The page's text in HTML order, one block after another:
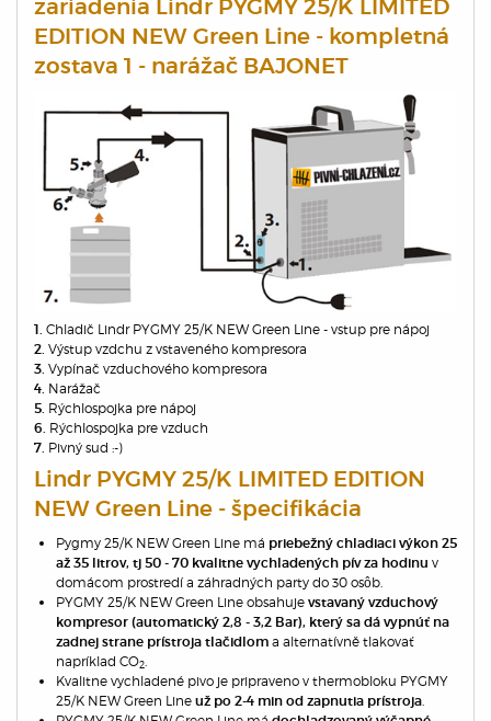
zariadenia Lindr PYGMY 25/K LIMITED
EDITION NEW Green Line - kompletná
zostava 1 - narážač BAJONET
1. Chladič Lindr PYGMY 25/K NEW Green Line - vstup pre nápoj
2. Výstup vzdchu z vstaveného kompresora
3. Vypínač vzduchového kompresora
4. Narážač
5. Rýchlospojka pre nápoj
6. Rýchlospojka pre vzduch
7. Pivný sud :-)
Lindr PYGMY 25/K LIMITED EDITION
NEW Green Line - špecifikácia
Pygmy 25/K NEW Green Line má priebežný chladiaci výkon 25
až 35 litrov, tj 50 - 70 kvalitne vychladených pív za hodinu v
domácom prostredí a záhradných party do 30 osôb.
PYGMY 25/K NEW Green Line obsahuje vstavaný vzduchový
kompresor (automatický 2,8 - 3,2 Bar), který sa dá vypnúť na
zadnej strane prístroja tlačidlom a alternatívně tlakovať
napríklad CO­2.
Kvalitne vychladené pivo je pripraveno v thermobloku PYGMY
25/K NEW Green Line už po 2-4 min od zapnutia prístroja.